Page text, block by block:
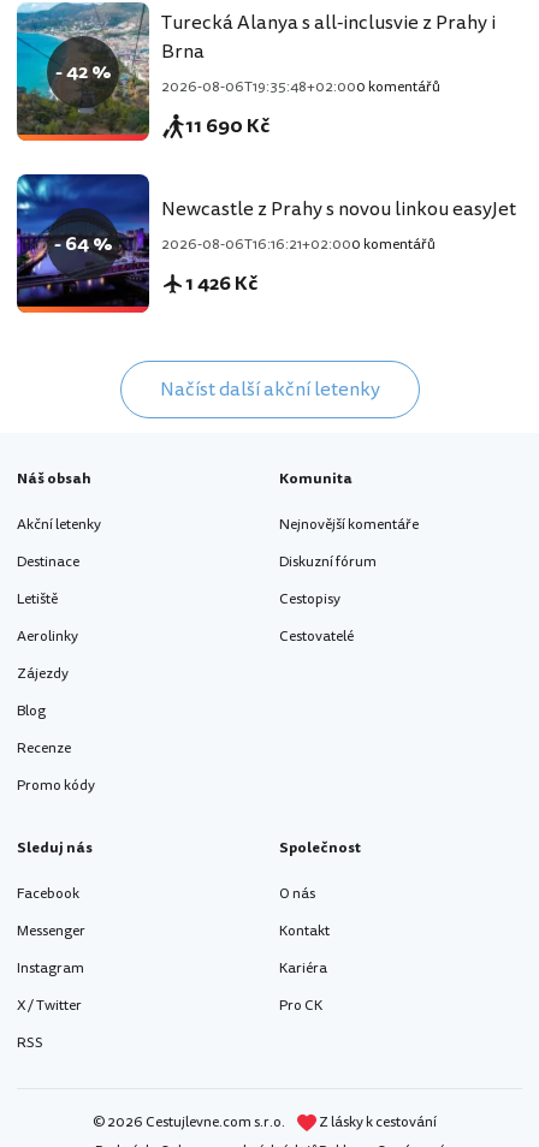
- 42 %
Turecká Alanya s all-inclusvie z Prahy i
Brna
2026-08-06T19:35:48+02:000 komentářů
11 690 Kč
- 64 %
Newcastle z Prahy s novou linkou easyJet
2026-08-06T16:16:21+02:000 komentářů
1 426 Kč
Načíst další akční letenky
Náš obsah
Akční letenky
Destinace
Letiště
Aerolinky
Zájezdy
Blog
Recenze
Promo kódy
Komunita
Nejnovější komentáře
Diskuzní fórum
Cestopisy
Cestovatelé
Sleduj nás
Facebook
Messenger
Instagram
X / Twitter
RSS
Společnost
O nás
Kontakt
Kariéra
Pro CK
© 2026 Cestujlevne.com s.r.o.
Z lásky k cestování